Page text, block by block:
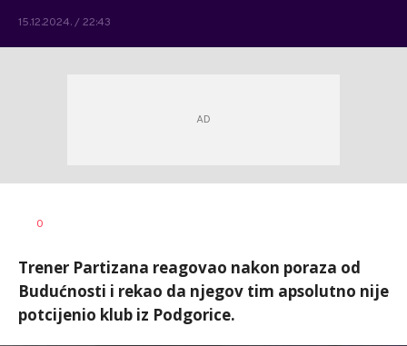
15.12.2024. / 22:43
0
Trener Partizana reagovao nakon poraza od
Budućnosti i rekao da njegov tim apsolutno nije
potcijenio klub iz Podgorice.